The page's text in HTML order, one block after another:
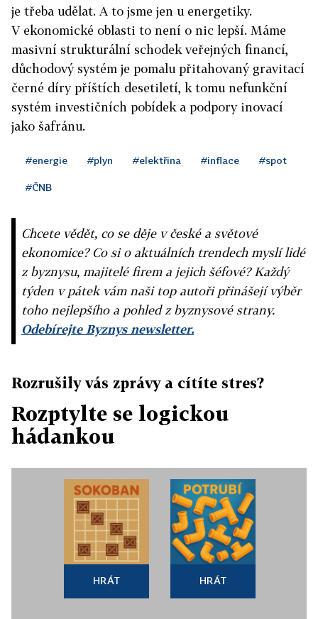
je třeba udělat. A to jsme jen u energetiky.
V ekonomické oblasti to není o nic lepší. Máme
masivní strukturální schodek veřejných financí,
důchodový systém je pomalu přitahovaný gravitací
černé díry příštích desetiletí, k tomu nefunkční
systém investičních pobídek a podpory inovací
jako šafránu.
#energie #plyn #elektřina #inflace #spot
#ČNB
Chcete vědět, co se děje v české a světové
ekonomice? Co si o aktuálních trendech myslí lidé
z byznysu, majitelé firem a jejich šéfové? Každý
týden v pátek vám naši top autoři přinášejí výběr
toho nejlepšího a pohled z byznysové strany.
Odebírejte Byznys newsletter.
Rozrušily vás zprávy a cítíte stres?
Rozptylte se logickou
hádankou
HRÁT HRÁT